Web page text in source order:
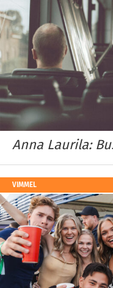
Anna Laurila:
VIMMEL